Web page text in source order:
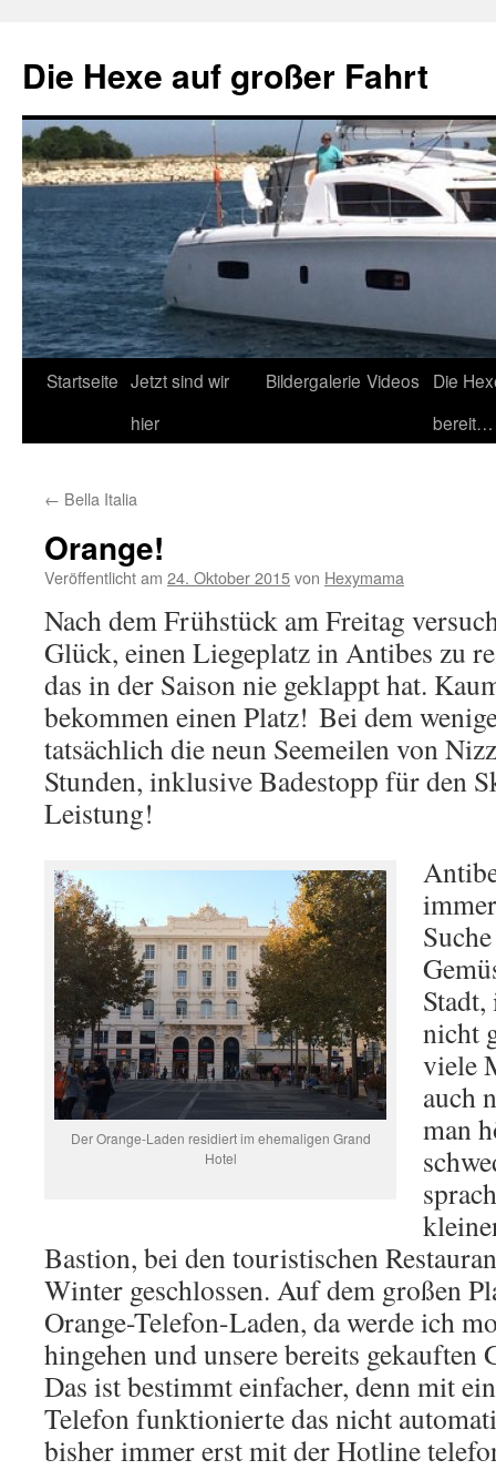
springen
Die Hexe auf großer Fahrt
Startseite Jetzt sind wir
hier
Bildergalerie Videos
Die
bereit…
← Bella Italia
Orange!
Veröffentlicht am 24. Oktober 2015von Hexymama
Nach dem Frühstück am Freitag
Glück, einen Liegeplatz in Antibes zu
das in der Saison nie geklappt hat.
bekommen einen Platz! Bei dem
tatsächlich die neun Seemeilen von
Stunden, inklusive Badestopp für den
Leistung!
Der Orange-Laden residiert im ehemaligen Grand
Hotel
nicht
viele
auch
man
Bastion, bei den touristischen
Winter geschlossen. Auf dem großen
Orange-Telefon-Laden, da werde ich
hingehen und unsere bereits gekauften
Das ist bestimmt einfacher, denn mit
Telefon funktionierte das nicht
bisher immer erst mit der Hotline